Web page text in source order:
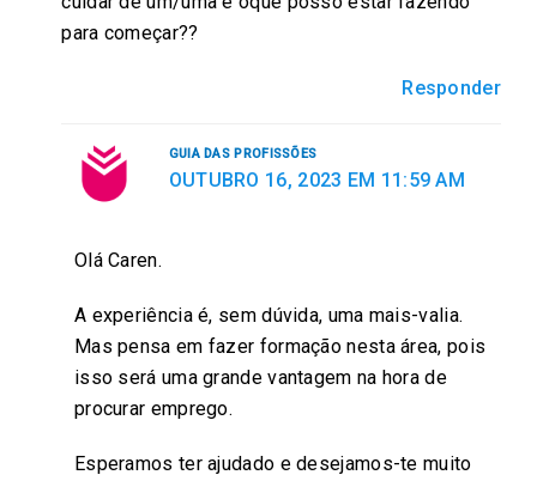
para começar??
Responder
GUIA DAS PROFISSÕES
OUTUBRO 16, 2023 EM 11:59 AM
Olá Caren.
A experiência é, sem dúvida, uma mais-valia.
Mas pensa em fazer formação nesta área, pois
isso será uma grande vantagem na hora de
procurar emprego.
Esperamos ter ajudado e desejamos-te muito